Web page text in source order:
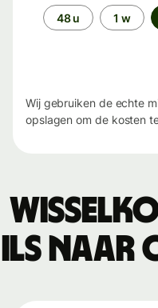
Periode48 u 1 w
Wij gebruiken de echte
opslagen om de kosten
ILS naar